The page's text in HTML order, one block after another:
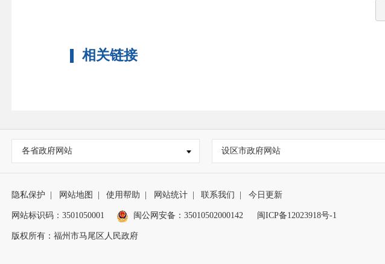
相关链接
各省政府网站 设区市政府网站
隐私保护 网站地图 使用帮助 网站统计 联系我们 今日更新
网站标识码：3501050001 闽公网安备：35010502000142 闽ICP备12023918号-1
版权所有：福州市马尾区人民政府